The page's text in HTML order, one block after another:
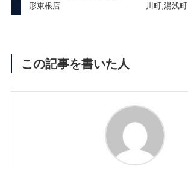
形東根店
川町,湯浅町
この記事を書いた人